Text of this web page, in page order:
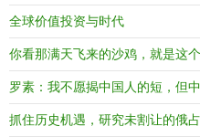
全球价值投资与时代
你看那满天飞来的沙鸡，就是这
罗素：我不愿揭中国人的短，但
抓住历史机遇，研究未割让的俄